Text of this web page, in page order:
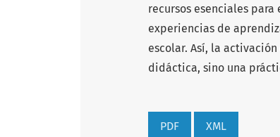
recursos esenciales
experiencias de
escolar. Así, la
didáctica, sino una
PDF XML